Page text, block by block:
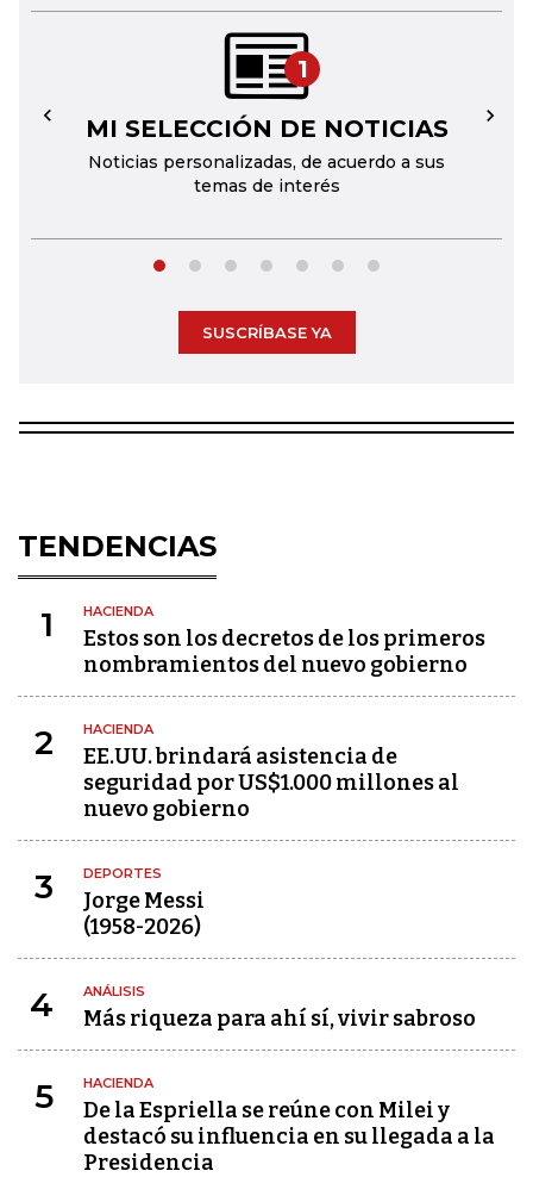
1
MI SELECCIÓN DE NOTICIAS
Noticias personalizadas, de acuerdo a sus
temas de interés
← →
SUSCRÍBASE YA
TENDENCIAS
1 HACIENDA
Estos son los decretos de los primeros
nombramientos del nuevo gobierno
2 HACIENDA
EE.UU. brindará asistencia de
seguridad por US$1.000 millones al
nuevo gobierno
3 DEPORTES
Jorge Messi
(1958-2026)
4 ANÁLISIS
Más riqueza para ahí sí, vivir sabroso
5 HACIENDA
De la Espriella se reúne con Milei y
destacó su influencia en su llegada a la
Presidencia